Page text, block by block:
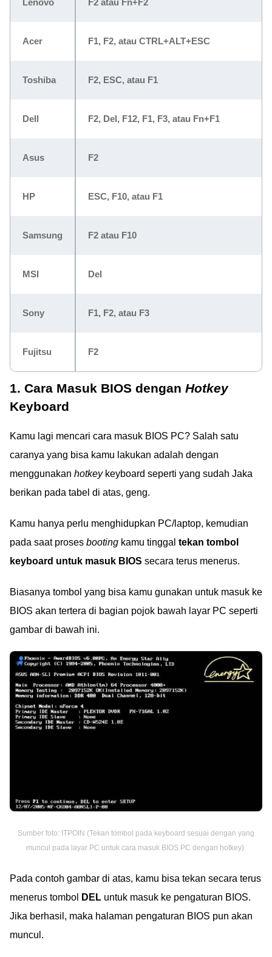
Lenovo F2 atau Fn+F2
Acer F1, F2, atau CTRL+ALT+ESC
Toshiba F2, ESC, atau F1
Dell F2, Del, F12, F1, F3, atau Fn+F1
Asus F2
HP ESC, F10, atau F1
Samsung F2 atau F10
MSI Del
Sony F1, F2, atau F3
Fujitsu F2
1. Cara Masuk BIOS dengan Hotkey
Keyboard
Kamu lagi mencari cara masuk BIOS PC? Salah satu
caranya yang bisa kamu lakukan adalah dengan
menggunakan hotkeykeyboard seperti yang sudah Jaka
berikan pada tabel di atas, geng.
Kamu hanya perlu menghidupkan PC/laptop, kemudian
pada saat proses booting kamu tinggal tekan tombol
keyboard untuk masuk BIOS secara terus menerus.
Biasanya tombol yang bisa kamu gunakan untuk masuk ke
BIOS akan tertera di bagian pojok bawah layar PC seperti
gambar di bawah ini.
Sumber foto: ITPOIN (Tekan tombol pada keyboard sesuai dengan yang
muncul pada layar PC untuk cara masuk BIOS PC dengan hotkey).
Pada contoh gambar di atas, kamu bisa tekan secara terus
menerus tombol
DEL untuk masuk ke pengaturan BIOS.
Jika berhasil, maka halaman pengaturan BIOS pun akan
muncul.